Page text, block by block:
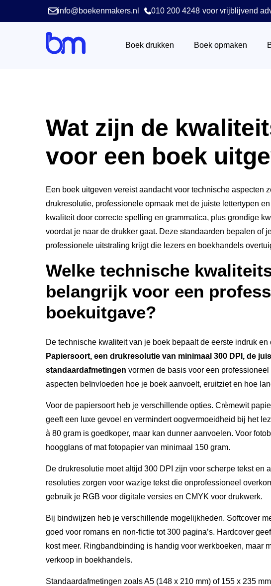
info@boekenmakers.nl 010 200 4248 voor vrijblijvend
Boek drukken Boek opmaken
Wat zijn de
voor een boek
Een boek uitgeven vereist aandacht voor technische aspecten
drukresolutie, professionele opmaak met de juiste lettertypen
kwaliteit door correcte spelling en grammatica, plus grondige
voordat je naar de drukker gaat. Deze standaarden bepalen of
professionele uitstraling krijgt die lezers en boekhandels
Welke technische
belangrijk voor een
boekuitgave?
De technische kwaliteit van je boek bepaalt de eerste indruk en
Papiersoort, een drukresolutie van minimaal 300 DPI, de
standaardafmetingen vormen de basis voor een
aspecten beïnvloeden hoe je boek aanvoelt, eruitziet en hoe
Voor de papiersoort heb je verschillende opties. Crèmewit
geeft een luxe gevoel en vermindert oogvermoeidheid bij het
à 80 gram is goedkoper, maar kan dunner aanvoelen. Voor
hoogglans of mat fotopapier van minimaal 150 gram.
De drukresolutie moet altijd 300 DPI zijn voor scherpe tekst en
resoluties zorgen voor wazige tekst die onprofessioneel
gebruik je RGB voor digitale versies en CMYK voor drukwerk.
Bij bindwijzen heb je verschillende mogelijkheden. Softcover
goed voor romans en non-fictie tot 300 pagina’s. Hardcover
kost meer. Ringbandbinding is handig voor werkboeken, maar
verkoop in boekhandels.
Standaardafmetingen zoals A5 (148 x 210 mm) of 155 x 235